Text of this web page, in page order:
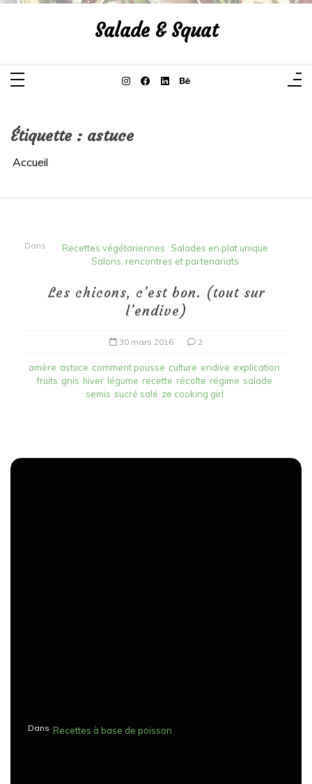
Aller
Salade & Squat
Étiquette : astuce
Accueil
Dans Recettes végétariennes
Salades en plat unique
Salons, rencontres et partenariats
Les chicons, c’est bon. (tout sur
l’endive)
30 mars 2016 2
amère astuce comment pousse culture endive explication
fruits gnis hiver légume recette récolte régime salade
semis sucré salé ze cooking girl
Dans Recettes à base de poisson